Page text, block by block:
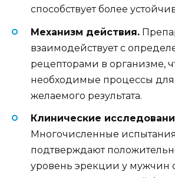
способствует более
Механизм действия.
взаимодействует с
рецепторами в организме,
необходимые процессы
желаемого результата.
Клинические
Многочисленные испытания
подтверждают
уровень эрекции у мужчин